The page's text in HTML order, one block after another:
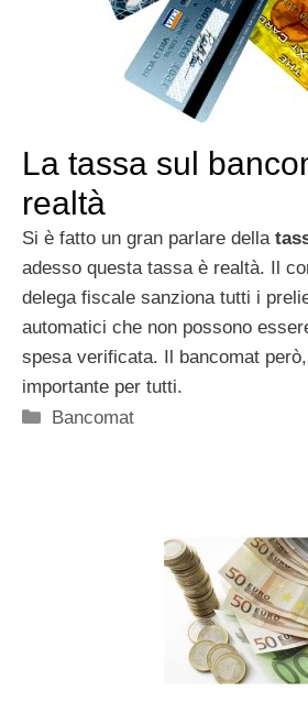
La tassa sul
realtà
Si è fatto un gran parlare della
adesso questa tassa è realtà. Il
delega fiscale sanziona tutti i
automatici che non possono
spesa verificata. Il bancomat
importante per tutti.
Categorie
Bancomat